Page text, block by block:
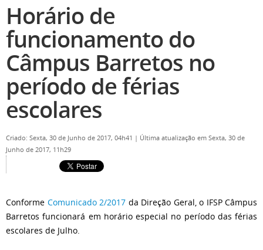
Horário de
funcionamento do
Câmpus Barretos no
período de férias
escolares
Criado: Sexta, 30 de Junho de 2017, 04h41 | Última atualização em Sexta, 30 de
Junho de 2017, 11h29
Conforme Comunicado 2/2017 da Direção Geral, o IFSP Câmpus
Barretos funcionará em horário especial no período das férias
escolares de Julho.